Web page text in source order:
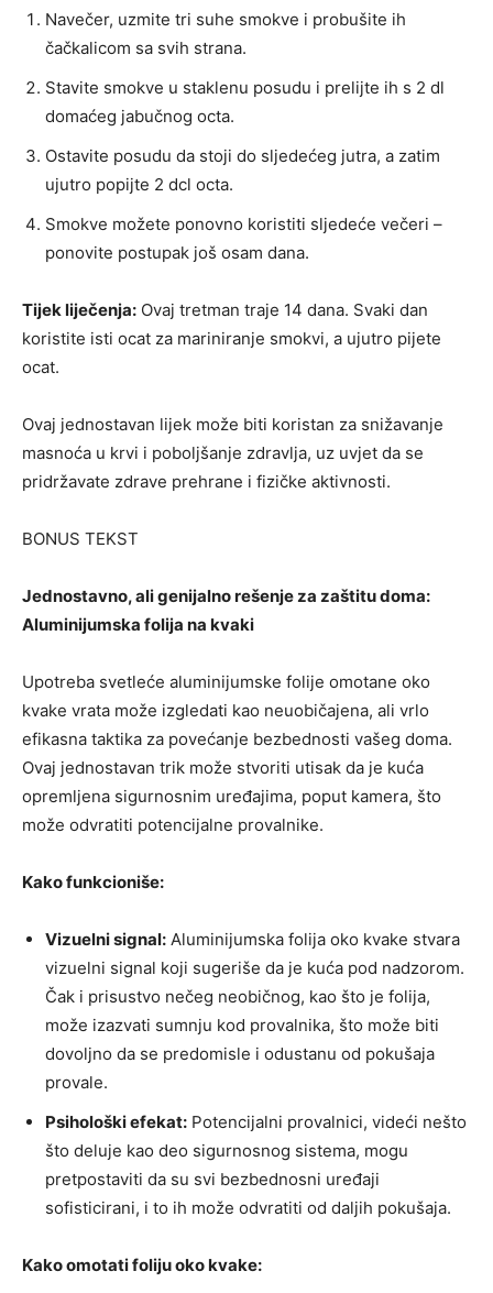
Navečer, uzmite tri suhe smokve i probušite ih
čačkalicom sa svih strana.
Stavite smokve u staklenu posudu i prelijte ih s 2 dl
domaćeg jabučnog octa.
Ostavite posudu da stoji do sljedećeg jutra, a zatim
ujutro popijte 2 dcl octa.
Smokve možete ponovno koristiti sljedeće večeri –
ponovite postupak još osam dana.
Tijek liječenja: Ovaj tretman traje 14 dana. Svaki dan
koristite isti ocat za mariniranje smokvi, a ujutro pijete
ocat.
Ovaj jednostavan lijek može biti koristan za snižavanje
masnoća u krvi i poboljšanje zdravlja, uz uvjet da se
pridržavate zdrave prehrane i fizičke aktivnosti.
BONUS TEKST
Jednostavno, ali genijalno rešenje za zaštitu doma:
Aluminijumska folija na kvaki
Upotreba svetleće aluminijumske folije omotane oko
kvake vrata može izgledati kao neuobičajena, ali vrlo
efikasna taktika za povećanje bezbednosti vašeg doma.
Ovaj jednostavan trik može stvoriti utisak da je kuća
opremljena sigurnosnim uređajima, poput kamera, što
može odvratiti potencijalne provalnike.
Kako funkcioniše:
Vizuelni signal: Aluminijumska folija oko kvake stvara
vizuelni signal koji sugeriše da je kuća pod nadzorom.
Čak i prisustvo nečeg neobičnog, kao što je folija,
može izazvati sumnju kod provalnika, što može biti
dovoljno da se predomisle i odustanu od pokušaja
provale.
Psihološki efekat: Potencijalni provalnici, videći nešto
što deluje kao deo sigurnosnog sistema, mogu
pretpostaviti da su svi bezbednosni uređaji
sofisticirani, i to ih može odvratiti od daljih pokušaja.
Kako omotati foliju oko kvake: